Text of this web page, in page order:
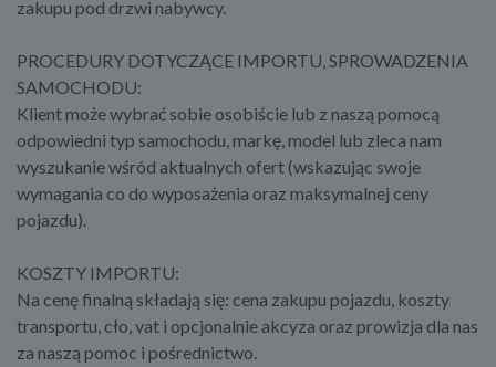
zakupu pod drzwi nabywcy.
PROCEDURY DOTYCZĄCE IMPORTU, SPROWADZENIA
SAMOCHODU:
Klient może wybrać sobie osobiście lub z naszą pomocą
odpowiedni typ samochodu, markę, model lub zleca nam
wyszukanie wśród aktualnych ofert (wskazując swoje
wymagania co do wyposażenia oraz maksymalnej ceny
pojazdu).
KOSZTY IMPORTU:
Na cenę finalną składają się: cena zakupu pojazdu, koszty
transportu, cło, vat i opcjonalnie akcyza oraz prowizja dla nas
za naszą pomoc i pośrednictwo.